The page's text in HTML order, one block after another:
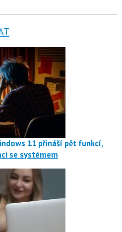
11 přináší pět funkcí,
se systémem